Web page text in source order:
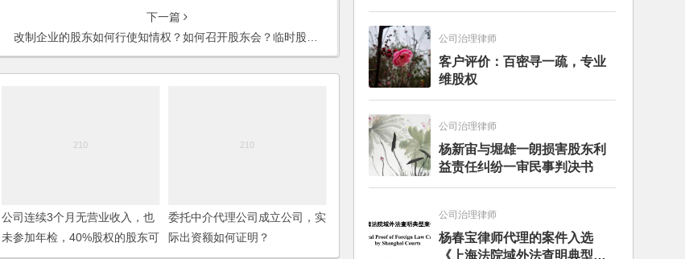
下一篇
改制企业的股东如何行使知情权？如何召开股东会？临时股东会可以解散董事会吗？
公司连续3个月无营业收入，也
未参加年检，40%股权的股东可
委托中介代理公司成立公司，实
际出资额如何证明？
文章+每月动态
公司治理律师
客户评价：百密寻一疏，专业
维股权
公司治理律师
杨新宙与堀雄一朗损害股东利
益责任纠纷一审民事判决书
公司治理律师
杨春宝律师代理的案件入选
《上海法院域外法查明典型案